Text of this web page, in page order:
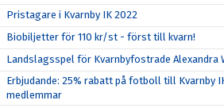
Pristagare i Kvarnby IK 2022
Biobiljetter för 110 kr/st - först till kvarn!
Landslagsspel för Kvarnbyfostrade Alexandra
Erbjudande: 25% rabatt på fotboll till Kvarnby
medlemmar